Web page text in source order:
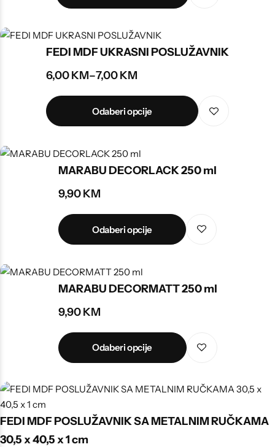
FEDI MDF UKRASNI POSLUŽAVNIK
6,00KM–7,00KM
Odaberi opcije
MARABU DECORLACK 250 ml
9,90KM
Odaberi opcije
MARABU DECORMATT 250 ml
9,90KM
Odaberi opcije
FEDI MDF POSLUŽAVNIK SA METALNIM RUČKAMA
30,5 x 40,5 x 1 cm